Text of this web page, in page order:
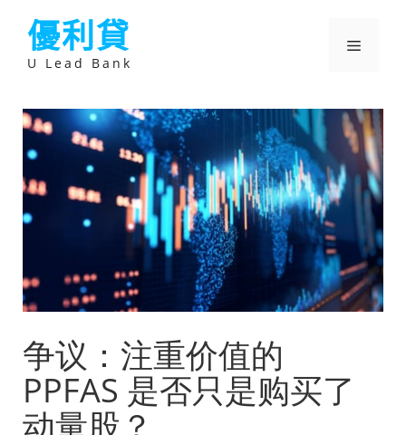
優利貸
U Lead Bank
選
争议：注重价值的
PPFAS 是否只是购买了
动量股？